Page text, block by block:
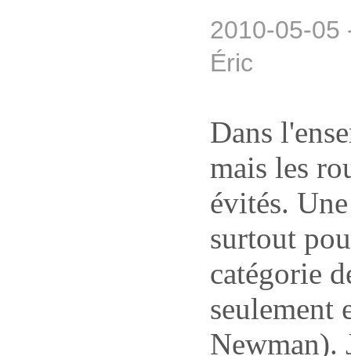
2010-05-05
Éric
Dans
mais les
évités.
surtout
catégorie
seulement
Newman).